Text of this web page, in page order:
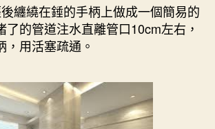
纏繞在錘的手柄上做成一個簡易的
了的管道注水直離管口10cm左右，
用活塞疏通。